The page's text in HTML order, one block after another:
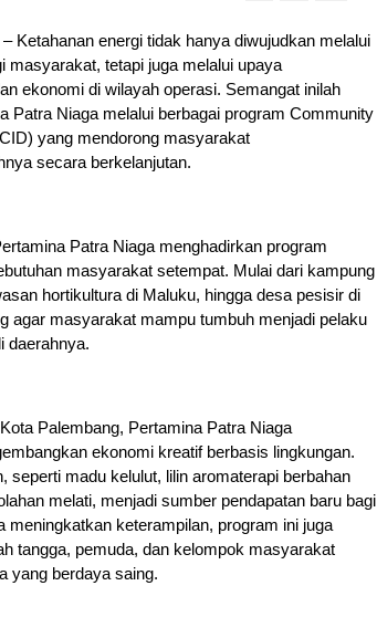
– Ketahanan energi tidak hanya diwujudkan melalui
masyarakat, tetapi juga melalui upaya
ekonomi di wilayah operasi. Semangat inilah
Patra Niaga melalui berbagai program Community
yang mendorong masyarakat
secara berkelanjutan.
Patra Niaga menghadirkan program
masyarakat setempat. Mulai dari kampung
hortikultura di Maluku, hingga desa pesisir di
agar masyarakat mampu tumbuh menjadi pelaku
daerahnya.
Palembang, Pertamina Patra Niaga
ekonomi kreatif berbasis lingkungan.
seperti madu kelulut, lilin aromaterapi berbahan
melati, menjadi sumber pendapatan baru bagi
meningkatkan keterampilan, program ini juga
tangga, pemuda, dan kelompok masyarakat
yang berdaya saing.